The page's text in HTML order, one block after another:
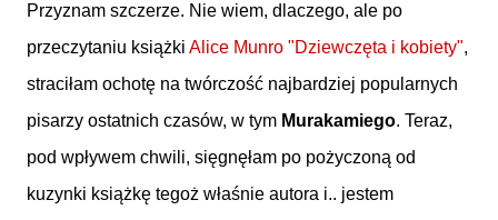
Przyznam szczerze. Nie wiem, dlaczego, ale po
przeczytaniu książki Alice Munro "Dziewczęta i kobiety",
straciłam ochotę na twórczość najbardziej popularnych
pisarzy ostatnich czasów, w tym Murakamiego. Teraz,
pod wpływem chwili, sięgnęłam po pożyczoną od
kuzynki książkę tegoż właśnie autora i.. jestem